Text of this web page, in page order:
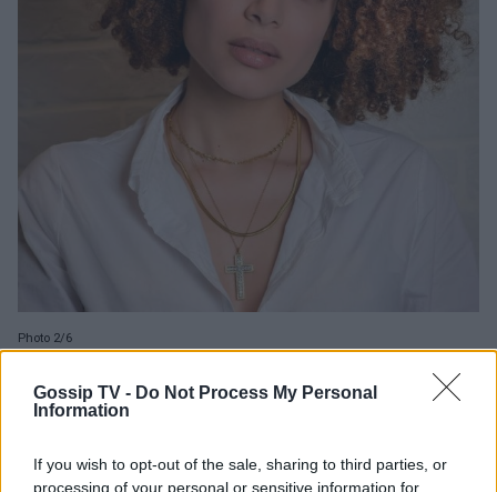
Gossip TV - Do Not Process My Personal
Information
If you wish to opt-out of the sale, sharing to third parties, or
processing of your personal or sensitive information for
Photo 2/6
αγκαλιά.